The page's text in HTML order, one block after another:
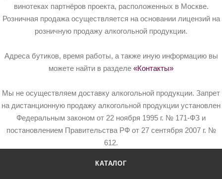
винотеках партнёров проекта, расположенных в Москве.
Розничная продажа осуществляется на основании лицензий на
розничную продажу алкогольной продукции.
Адреса бутиков, время работы, а также иную информацию вы
можете найти в разделе «Контакты»
Мы не осуществляем доставку алкогольной продукции. Запрет
на дистанционную продажу алкогольной продукции установлен
Федеральным законом от 22 ноября 1995 г. № 171-ФЗ и
постановлением Правительства РФ от 27 сентября 2007 г. №
612.
КАТАЛОГ